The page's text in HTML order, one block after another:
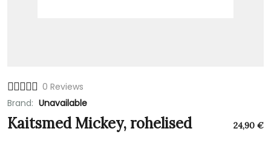
0 Reviews
Brand: Unavailable
Kaitsmed Mickey, rohelised 24,90 €